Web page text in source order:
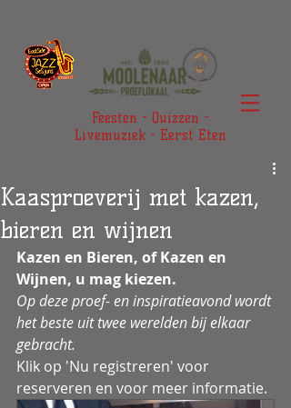
Feesten - Quizzen -
Livemuziek - Eerst Eten
Kaasproeverij met kazen,
bieren en wijnen
Kazen en Bieren, of Kazen en
Wijnen, u mag kiezen.
Op deze proef- en inspiratieavond wordt
het beste uit twee werelden bij elkaar
gebracht.
Klik op 'Nu registreren' voor
reserveren en voor meer informatie.